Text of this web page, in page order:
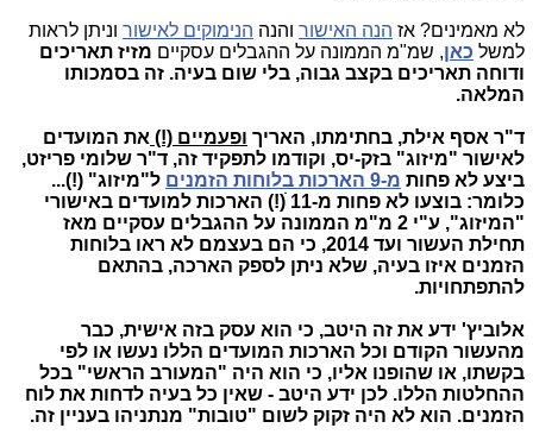
לא מאמינים? אז הנה האישור והנה הנימוקים לאישור וניתן לראות
למשל כאן, שמ"מ הממונה על ההגבלים עסקיים מזיז תאריכים
ודוחה תאריכים בקצב גבוה, בלי שום בעיה. זה בסמכותו
המלאה.
ד"ר אסף אילת, בחתימתו, האריך ופעמיים (!) את המועדים
לאישור "מיזוג" בזק-יס, וקודמו לתפקיד זה, ד"ר שלומי פריזט,
ביצע לא פחות מ-9 הארכות בלוחות הזמנים
ל"מיזוג" (!)...
כלומר: בוצעו לא פחות מ-11 ׁׁ(!) הארכות למועדים באישורי
"המיזוג", ע"י 2 מ"מ הממונה על ההגבלים עסקיים מאז
תחילת העשור ועד 2014, כי הם בעצמם לא ראו בלוחות
הזמנים איזו בעיה, שלא ניתן לספק הארכה, בהתאם
להתפתחויות.
אלוביץ' ידע את זה היטב, כי הוא עסק בזה אישית, כבר
מהעשור הקודם וכל הארכות המועדים הללו נעשו או לפי
בקשתו, או שהופנו אליו, כי הוא היה "המעורב הראשי" בכל
ההחלטות הללו. לכן ידע היטב - שאין כל בעיה לדחות את לוח
הזמנים. הוא לא היה זקוק לשום "טובות" מנתניהו בעניין זה.